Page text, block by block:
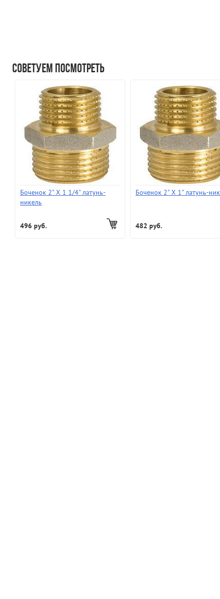
Советуем посмотреть
Боченок 2" X 1 1/4" латунь-
никель
496 руб.
Боченок 2" X 1" латунь-
482 руб.